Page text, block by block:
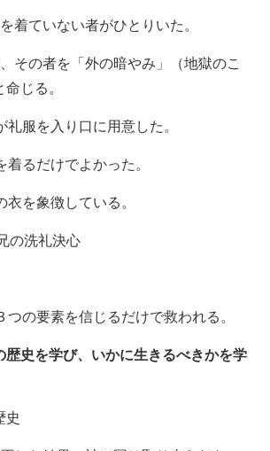
着ていない者がひとりいた。
その者を「外の暗やみ」（地獄のこ
じる。
服を入り口に用意した。
るだけでよかった。
を象徴している。
の洗礼決心
の要素を信じるだけで救われる。
史を学び、いかに生きるべきかを学
史